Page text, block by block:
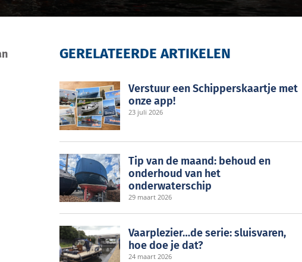
GERELATEERDE ARTIKELEN
Verstuur een Schipperskaartje met
onze app!
23 juli 2026
Tip van de maand: behoud en
onderhoud van het
onderwaterschip
29 maart 2026
Vaarplezier…de serie: sluisvaren,
hoe doe je dat?
24 maart 2026